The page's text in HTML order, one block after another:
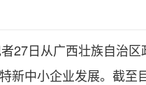
27日从广西壮族自治
新中小企业发展。截